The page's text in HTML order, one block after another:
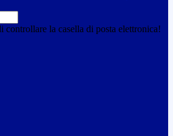
controllare la casella di posta elettronica!